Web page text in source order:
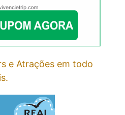
e Atrações em todo